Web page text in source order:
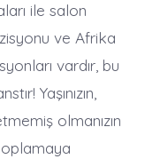
ile salon
ve Afrika
vardır, bu
Yaşınızın,
olmanızın